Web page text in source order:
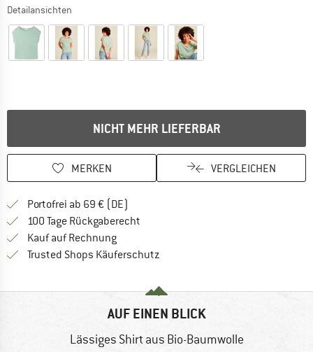
Detailansichten
NICHT MEHR LIEFERBAR
MERKEN VERGLEICHEN
Portofrei ab 69 € (DE)
100 Tage Rückgaberecht
Kauf auf RechnungFinde die Zahlungs-Infos hier! Öffnet
Trusted Shops Käuferschutz
AUF EINEN BLICK
Lässiges Shirt aus Bio-Baumwolle